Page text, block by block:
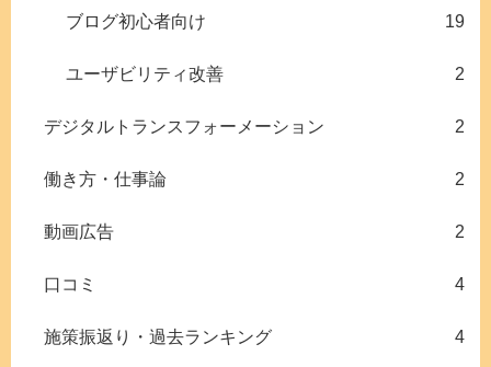
ブログ初心者向け 19
ユーザビリティ改善 2
デジタルトランスフォーメーション 2
働き方・仕事論 2
動画広告 2
口コミ 4
施策振返り・過去ランキング 4